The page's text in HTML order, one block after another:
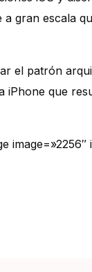
a gran escala
el patrón
iPhone que
image=»2256″